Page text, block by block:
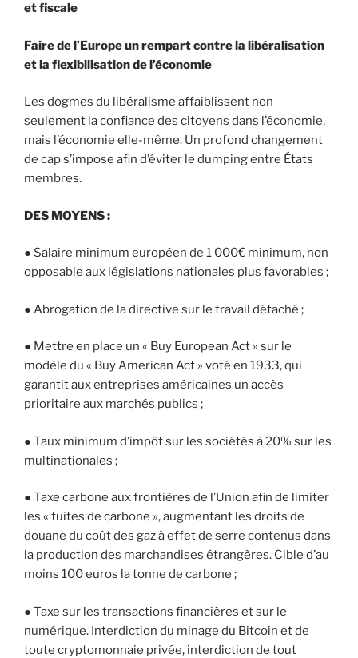
et fiscale
Faire de l’Europe un rempart contre la libéralisation
et la flexibilisation de l’économie
Les dogmes du libéralisme affaiblissent non
seulement la confiance des citoyens dans l’économie,
mais l’économie elle-même. Un profond changement
de cap s’impose afin d’éviter le dumping entre États
membres.
DES MOYENS :
● Salaire minimum européen de 1 000€ minimum, non
opposable aux législations nationales plus favorables ;
● Abrogation de la directive sur le travail détaché ;
● Mettre en place un « Buy European Act » sur le
modèle du « Buy American Act » voté en 1933, qui
garantit aux entreprises américaines un accès
prioritaire aux marchés publics ;
● Taux minimum d’impôt sur les sociétés à 20% sur les
multinationales ;
● Taxe carbone aux frontières de l’Union afin de limiter
les « fuites de carbone », augmentant les droits de
douane du coût des gaz à effet de serre contenus dans
la production des marchandises étrangères. Cible d’au
moins 100 euros la tonne de carbone ;
● Taxe sur les transactions financières et sur le
numérique. Interdiction du minage du Bitcoin et de
toute cryptomonnaie privée, interdiction de tout